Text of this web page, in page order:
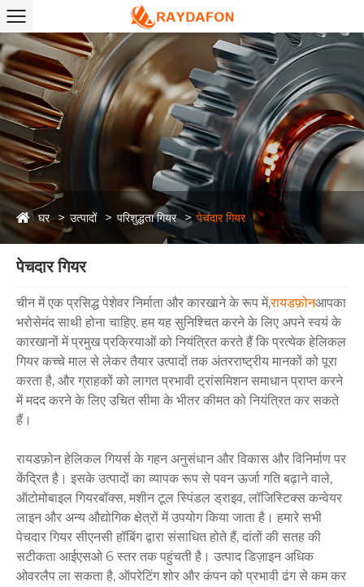
घर उत्पादों परिशुद्धता गियर पेचदार गियर
पेचदार गियर
चीन में एक प्रसिद्ध पेशेवर निर्माता और कारखाने के रूप में,रायडफ़ोनआपका
भरोसेमंद साथी होना चाहिए. हम यह सुनिश्चित करने के लिए अपने स्वयं के
कारखानों में प्रमुख प्रक्रियाओं को नियंत्रित करते हैं कि प्रत्येक हेलिकल
गियर कच्चे माल से लेकर तैयार उत्पादों तक अंतरराष्ट्रीय मानकों को पूरा
करता है, और ग्राहकों को लागत प्रभावी ट्रांसमिशन समाधान प्राप्त करने
में मदद करने के लिए उचित सीमा के भीतर कीमत को नियंत्रित कर सकते
हैं।
रायडफ़ोन हेलिकल गियर्स के गहन अनुसंधान और विकास और विनिर्माण पर
केंद्रित है। इसके उत्पादों का व्यापक रूप से पवन ऊर्जा गति बढ़ाने वाले,
ऑटोमोबाइल गियरबॉक्स, मशीन टूल स्पिंडल ड्राइव, लॉजिस्टिक्स कन्वेयर
लाइन और अन्य औद्योगिक क्षेत्रों में उपयोग किया जाता है। हमारे सभी
पेचदार गियर सीएनसी हॉबिंग द्वारा संसाधित होते हैं, दांतों की सतह की
सटीकता आईएसओ 6 स्तर तक पहुंचती है। उत्पाद डिज़ाइन अधिक
ओवरलैप ला सकता है, ऑपरेटिंग शोर और कंपन को प्रभावी ढंग से कम कर